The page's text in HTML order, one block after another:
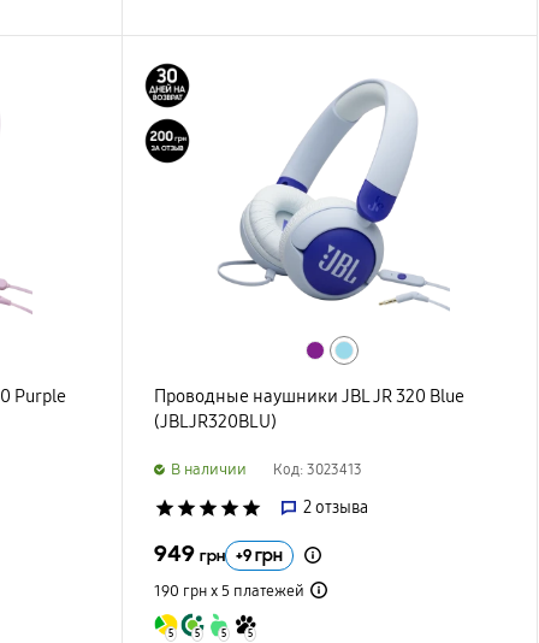
Purple
Проводные наушники JBL JR 320 Blue
(JBLJR320BLU)
B наличии Код: 3023413
star star star star star 2отзыва
949 грн +9грн
190 грн х 5 платежей
5 5 5 5